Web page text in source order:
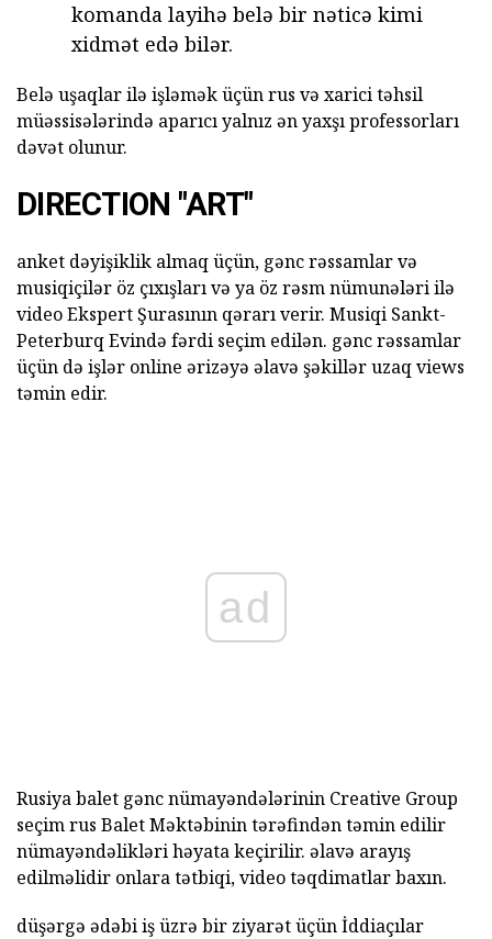
komanda layihə belə bir nəticə kimi
xidmət edə bilər.
Belə uşaqlar ilə işləmək üçün rus və xarici təhsil
müəssisələrində aparıcı yalnız ən yaxşı professorları
dəvət olunur.
DIRECTION "ART"
anket dəyişiklik almaq üçün, gənc rəssamlar və
musiqiçilər öz çıxışları və ya öz rəsm nümunələri ilə
video Ekspert Şurasının qərarı verir. Musiqi Sankt-
Peterburq Evində fərdi seçim edilən. gənc rəssamlar
üçün də işlər online ərizəyə əlavə şəkillər uzaq views
təmin edir.
ad
Rusiya balet gənc nümayəndələrinin Creative Group
seçim rus Balet Məktəbinin tərəfindən təmin edilir
nümayəndəlikləri həyata keçirilir. əlavə arayış
edilməlidir onlara tətbiqi, video təqdimatlar baxın.
düşərgə ədəbi iş üzrə bir ziyarət üçün İddiaçılar